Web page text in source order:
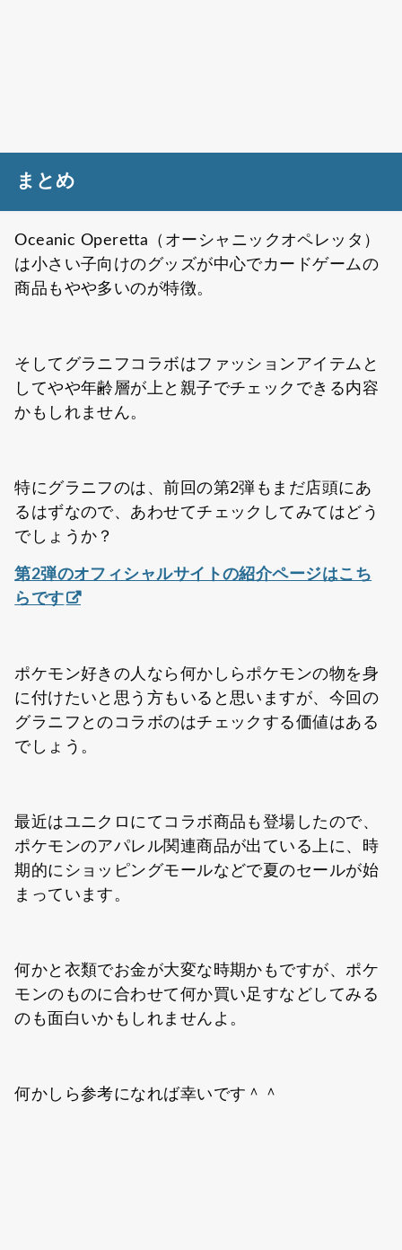
まとめ
Oceanic Operetta（オーシャニックオペレッタ）
は小さい子向けのグッズが中心でカードゲームの
商品もやや多いのが特徴。
そしてグラニフコラボはファッションアイテムと
してやや年齢層が上と親子でチェックできる内容
かもしれません。
特にグラニフのは、前回の第2弾もまだ店頭にあ
るはずなので、あわせてチェックしてみてはどう
でしょうか？
第2弾のオフィシャルサイトの紹介ページはこち
らです
ポケモン好きの人なら何かしらポケモンの物を身
に付けたいと思う方もいると思いますが、今回の
グラニフとのコラボのはチェックする価値はある
でしょう。
最近はユニクロにてコラボ商品も登場したので、
ポケモンのアパレル関連商品が出ている上に、時
期的にショッピングモールなどで夏のセールが始
まっています。
何かと衣類でお金が大変な時期かもですが、ポケ
モンのものに合わせて何か買い足すなどしてみる
のも面白いかもしれませんよ。
何かしら参考になれば幸いです＾＾